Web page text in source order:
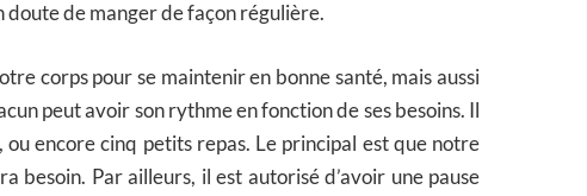
doute de manger de façon régulière.
corps pour se maintenir en bonne santé, mais aussi
peut avoir son rythme en fonction de ses besoins. Il
encore cinq petits repas. Le principal est que notre
besoin. Par ailleurs, il est autorisé d’avoir une pause